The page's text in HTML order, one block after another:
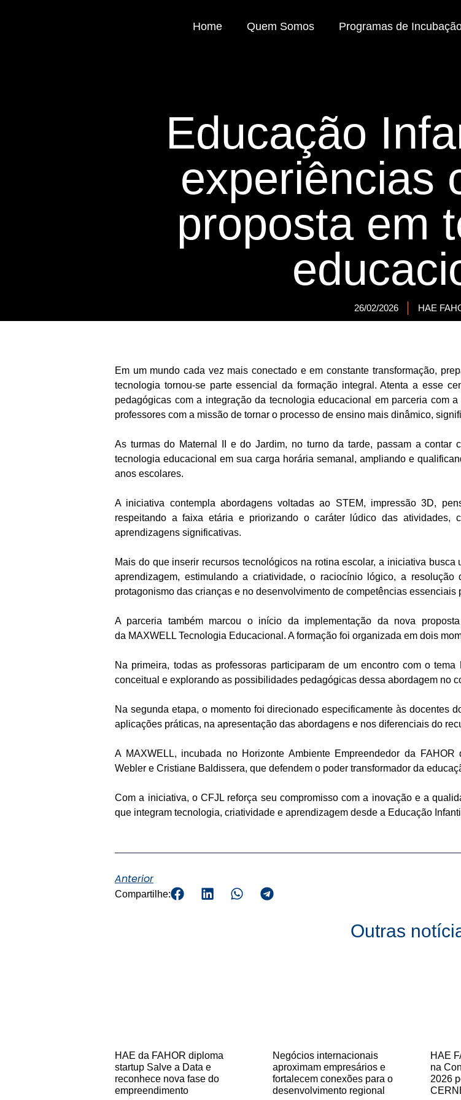
Home Quem Somos Programas de
Educação
experiências
proposta em
26/02/2026 HAE
Em um mundo cada vez mais conectado e em constante transformação,
tecnologia tornou-se parte essencial da formação integral. Atenta a esse
pedagógicas com a integração da tecnologia educacional em parceria com
professores com a missão de tornar o processo de ensino mais dinâmico,
As turmas do Maternal II e do Jardim, no turno da tarde, passam a contar
tecnologia educacional em sua carga horária semanal, ampliando e
anos escolares.
A iniciativa contempla abordagens voltadas ao STEM, impressão 3D,
respeitando a faixa etária e priorizando o caráter lúdico das atividades,
aprendizagens significativas.
Mais do que inserir recursos tecnológicos na rotina escolar, a iniciativa
aprendizagem, estimulando a criatividade, o raciocínio lógico, a
protagonismo das crianças e no desenvolvimento de competências essenciais
A parceria também marcou o início da implementação da nova
da MAXWELL Tecnologia Educacional. A formação foi organizada em dois
Na primeira, todas as professoras participaram de um encontro com o
conceitual e explorando as possibilidades pedagógicas dessa abordagem no
Na segunda etapa, o momento foi direcionado especificamente às docentes
aplicações práticas, na apresentação das abordagens e nos diferenciais do
A MAXWELL, incubada no Horizonte Ambiente Empreendedor da
Webler e Cristiane Baldissera, que defendem o poder transformador da
Com a iniciativa, o CFJL reforça seu compromisso com a inovação e a
que integram tecnologia, criatividade e aprendizagem desde a Educação
Anterior
Compartilhe:
Outras
HAE da FAHOR diploma
startup Salve a Data e
reconhece nova fase do
empreendimento
Negócios internacionais
aproximam empresários e
fortalecem conexões para o
desenvolvimento regional
HAE
na
2026